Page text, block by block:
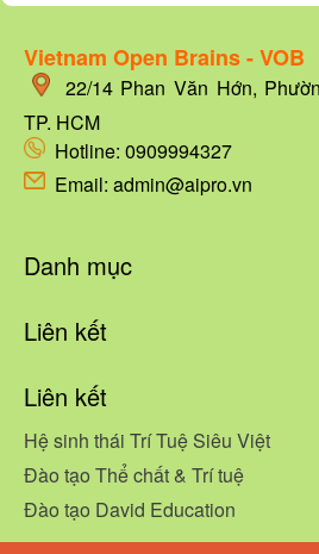
Vietnam Open Brains - VOB
22/14Phan Văn Hớn,
TP. HCM
Hotline: 0909994327
Email: admin@aipro.vn
Danh mục
Liên kết
Liên kết
Hệ sinh thái Trí Tuệ Siêu Việt
Đào tạo Thể chất & Trí tuệ
Đào tạo David Education